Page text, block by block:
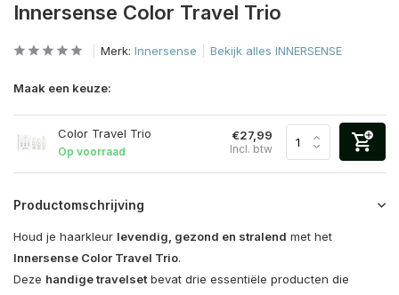
Innersense Color Travel Trio
Merk: Innersense Bekijk alles INNERSENSE
Maak een keuze:
Color Travel Trio
Op voorraad
€27,99
Incl. btw
Productomschrijving
Houd je haarkleur levendig, gezond en stralend met het
Innersense Color Travel Trio.
Deze handige travelset bevat drie essentiële producten die